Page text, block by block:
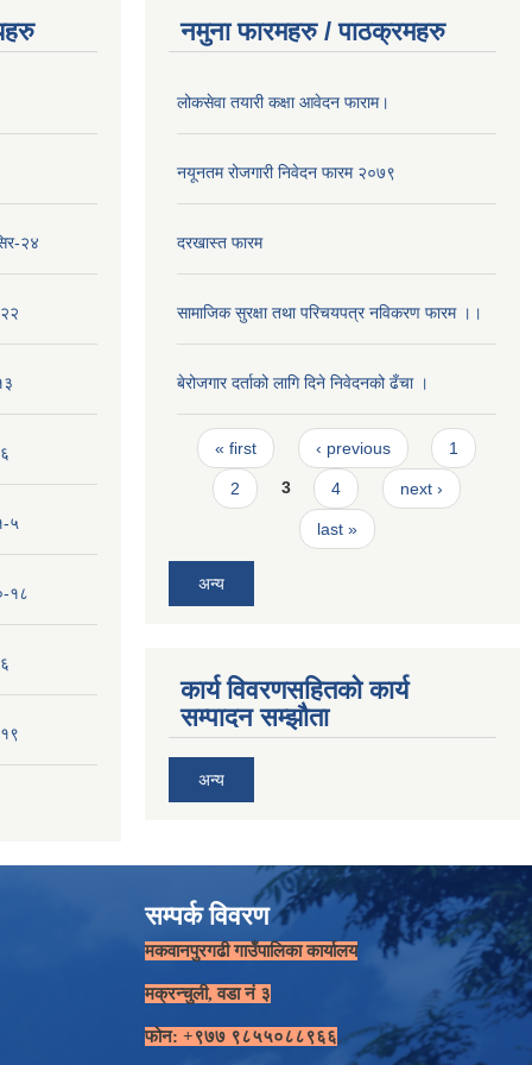
२४
५
१८
नमुना फारमहरु / पाठक्रमहरु
लोकसेवा तयारी कक्षा आवेदन फाराम।
नयूनतम रोजगारी निवेदन फारम २०७९
दरखास्त फारम
सामाजिक सुरक्षा तथा परिचयपत्र नविकरण फारम ।।
बेरोजगार दर्ताको लागि दिने निवेदनको ढँचा ।
Pages
« first ‹ previous 1
2 3 4 next ›
last »
अन्य
कार्य विवरणसहितको कार्य
सम्पादन सम्झौता
अन्य
सम्पर्क विवरण
मकवानपुरगढी गाउँपालिका कार्यालय
मक्रन्चुली, वडा नं ३
फोन: +९७७ ९८५५०८८९६६